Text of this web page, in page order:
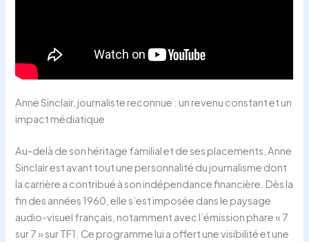
Anne Sinclair, journaliste reconnue : un revenu constant et un
impact médiatique
Au-delà de son héritage familial et de ses placements, Anne
Sinclair est avant tout une personnalité du journalisme dont
la carrière a contribué à son indépendance financière. Dès la
fin des années 1960, elle s’est imposée dans le paysage
audio-visuel français, notamment avec l’émission phare « 7
sur 7 » sur TF1. Ce programme lui a offert une visibilité et une